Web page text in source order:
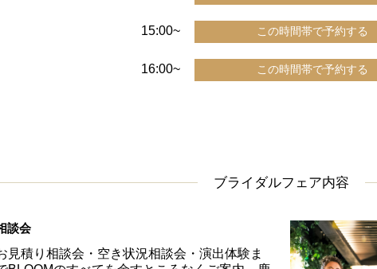
15:00~
16:00~
ブライダルフェア内容
談会
見積り相談会・空き状況相談会・演出体験ま